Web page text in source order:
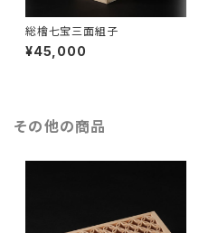
総檜七宝三面組子
¥45,000
その他の商品